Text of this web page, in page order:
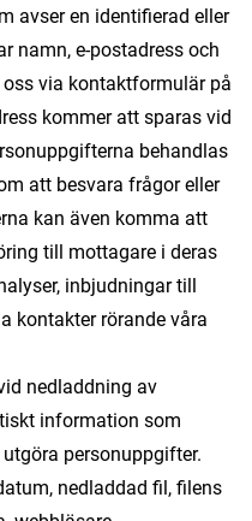
avser en identifierad eller
namn, e-postadress och
via kontaktformulär på
kommer att sparas vid
behandlas
att besvara frågor eller
kan även komma att
till mottagare i deras
inbjudningar till
kontakter rörande våra
nedladdning av
information som
personuppgifter.
nedladdad fil, filens